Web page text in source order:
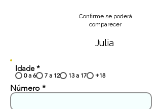
Confirme se poderá
comparecer
Julia
Idade *
0 a 6 7 a 12 13 a 17 +18
Número